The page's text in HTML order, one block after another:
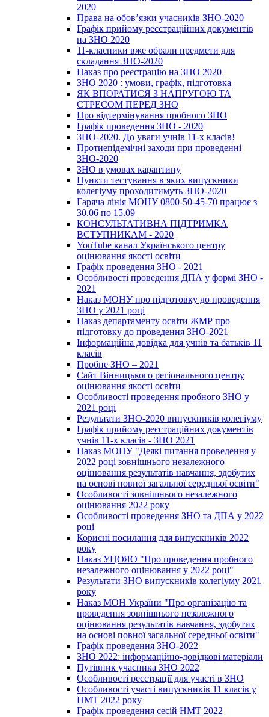
2020
Права на обов’язки учасників ЗНО-2020
Графік прийому реєстраційних документів
на ЗНО 2020
11-класники вже обрали предмети для
складання ЗНО-2020
Наказ про реєстрацію на ЗНО 2020
ЗНО 2020 : умови, графік, підготовка
ЯК ВПОРАТИСЯ З НАПРУГОЮ ТА
СТРЕСОМ ПЕРЕД ЗНО
Про відтермінування пробного ЗНО
Графік проведення ЗНО - 2020
ЗНО-2020. До уваги учнів 11-х класів!
Протиепідемічні заходи при проведенні
ЗНО-2020
ЗНО в умовах карантину
Пункти тестування в яких випускники
колегіуму проходитимуть ЗНО-2020
Гаряча лінія МОНУ 0800-50-45-70 працює з
30.06 по 15.09
КОНСУЛЬТАТИВНА ПІДТРИМКА
ВСТУПНИКАМ - 2020
YouTube канал Українського центру
оцінювання якості освіти
Графік проведення ЗНО - 2021
Особливості проведення ДПА у формі ЗНО -
2021
Наказ МОНУ про підготовку до проведення
ЗНО у 2021 році
Наказ департаменту освіти ЖМР про
підготовку до проведення ЗНО-2021
Інформаційна довідка для учнів та батьків 11
класів
Пробне ЗНО – 2021
Сайт Вінницького регіонального центру
оцінювання якості освіти
Особливості проведення пробного ЗНО у
2021 році
Результати ЗНО-2020 випускників колегіуму
Графік прийому реєстраційних документів
учнів 11-х класів - ЗНО 2021
Наказ МОНУ "Деякі питання проведення у
2022 році зовнішнього незалежного
оцінювання результатів навчання, здобутих
на основі повної загальної середньої освіти"
Особливості зовнішнього незалежного
оцінювання 2022 року
Особливості проведення ЗНО та ДПА у 2022
році
Корисні посилання для випускників 2022
року
Наказ УЦОЯО "Про проведення пробного
незалежного оцінювання у 2022 році"
Результати ЗНО випускників колегіуму 2021
року
Наказ МОН України "Про організацію та
проведення зовнішнього незалежного
оцінювання результатів навчання, здобутих
на основі повної загальної середньої освіти"
Графік проведення ЗНО-2022
ЗНО 2022: інформаційно-довідкові матеріали
Путівник учасника ЗНО 2022
Особливості реєстрації для участі в ЗНО
Особливості участі випускників 11 класів у
НМТ 2022 року
Графік проведення сесій НМТ 2022